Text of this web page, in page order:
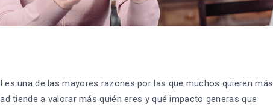
una de las mayores razones por las que muchos quieren más
tiende a valorar más quién eres y qué impacto generas que